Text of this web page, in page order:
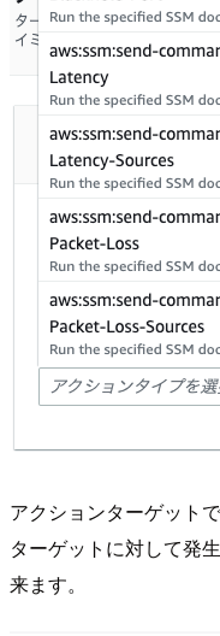
アクションターゲット
ターゲットに対して発
来ます。